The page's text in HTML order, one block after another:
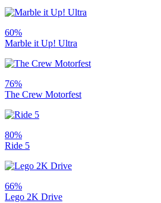
60%
Marble it Up! Ultra
76%
The Crew Motorfest
80%
Ride 5
66%
Lego 2K Drive